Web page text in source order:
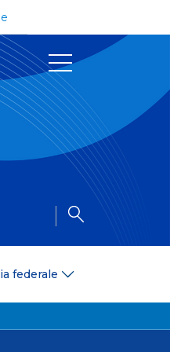
federale
e Codici
Trasparente